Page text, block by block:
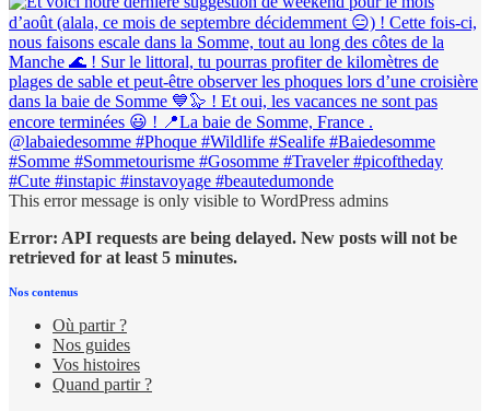
This error message is only visible to WordPress admins
Error: API requests are being delayed. New posts will not be
retrieved for at least 5 minutes.
Nos contenus
Où partir ?
Nos guides
Vos histoires
Quand partir ?